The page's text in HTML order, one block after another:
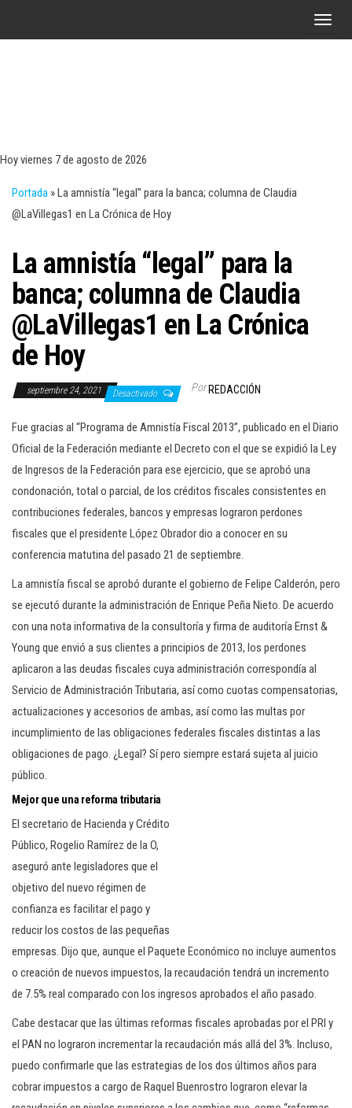
A
n
Hoy viernes 7 de agosto de 2026
Portada »La amnistía “legal” para la banca; columna de Claudia
@LaVillegas1 en La Crónica de Hoy
La amnistía “legal” para la
banca; columna de Claudia
@LaVillegas1 en La Crónica
de Hoy
septiembre 24, 2021 Desactivado Por REDACCIÓN
Fue gracias al “Programa de Amnistía Fiscal 2013”, publicado en el Diario
Oficial de la Federación mediante el Decreto con el que se expidió la Ley
de Ingresos de la Federación para ese ejercicio, que se aprobó una
condonación, total o parcial, de los créditos fiscales consistentes en
contribuciones federales, bancos y empresas lograron perdones
fiscales que el presidente López Obrador dio a conocer en su
conferencia matutina del pasado 21 de septiembre.
La amnistía fiscal se aprobó durante el gobierno de Felipe Calderón, pero
se ejecutó durante la administración de Enrique Peña Nieto. De acuerdo
con una nota informativa de la consultoría y firma de auditoría Ernst &
Young que envió a sus clientes a principios de 2013, los perdones
aplicaron a las deudas fiscales cuya administración correspondía al
Servicio de Administración Tributaria, así como cuotas compensatorias,
actualizaciones y accesorios de ambas, así como las multas por
incumplimiento de las obligaciones federales fiscales distintas a las
obligaciones de pago. ¿Legal? Sí pero siempre estará sujeta al juicio
público.
Mejor que una reforma tributaria
El secretario de Hacienda y Crédito
Público, Rogelio Ramírez de la O,
aseguró ante legisladores que el
objetivo del nuevo régimen de
confianza es facilitar el pago y
reducir los costos de las pequeñas
empresas. Dijo que, aunque el Paquete Económico no incluye aumentos
o creación de nuevos impuestos, la recaudación tendrá un incremento
de 7.5% real comparado con los ingresos aprobados el año pasado.
Cabe destacar que las últimas reformas fiscales aprobadas por el PRI y
el PAN no lograron incrementar la recaudación más allá del 3%. Incluso,
puedo confirmarle que las estrategias de los dos últimos años para
cobrar impuestos a cargo de Raquel Buenrostro lograron elevar la